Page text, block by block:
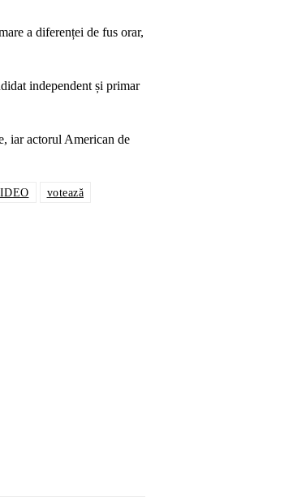
a diferenței de fus orar,
independent și primar
iar actorul American de
votează